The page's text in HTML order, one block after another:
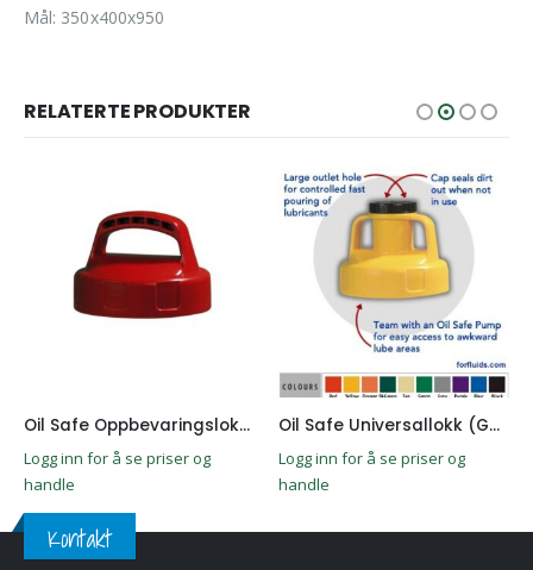
Mål: 350x400x950
RELATERTE PRODUKTER
Oil Safe Oppbevaringslokk (Rød)
Logg inn for å se priser og
handle
Oil Safe Universallokk (Gul)
Logg inn for å se priser og
handle
Kontakt